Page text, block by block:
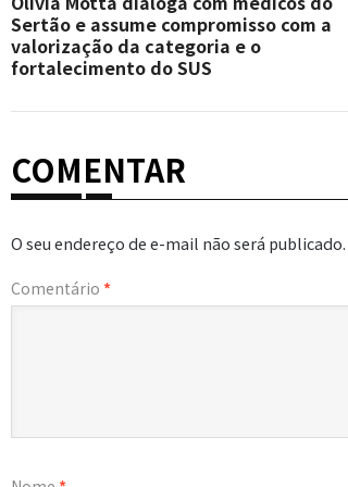
Sertão e assume compromisso com a
valorização da categoria e o
fortalecimento do SUS
COMENTAR
O seu endereço de e-mail não será publicado.
Comentário *